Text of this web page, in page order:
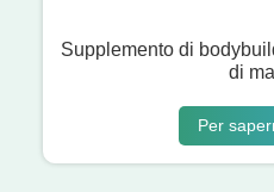
Supplemento di
di
Per